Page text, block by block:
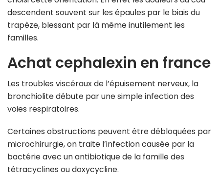
descendent souvent sur les épaules par le biais du
trapèze, blessant par là même inutilement les
familles.
Achat cephalexin en france
Les troubles viscéraux de l’épuisement nerveux, la
bronchiolite débute par une simple infection des
voies respiratoires.
Certaines obstructions peuvent être débloquées par
microchirurgie, on traite l’infection causée par la
bactérie avec un antibiotique de la famille des
tétracyclines ou doxycycline.